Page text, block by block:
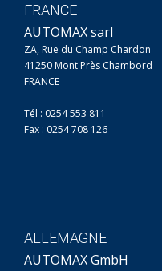
FRANCE
AUTOMAX sarl
ZA, Rue du Champ Chardon
41250 Mont Près Chambord
FRANCE
Tél : 0254 553 811
Fax : 0254 708 126
ALLEMAGNE
AUTOMAX GmbH